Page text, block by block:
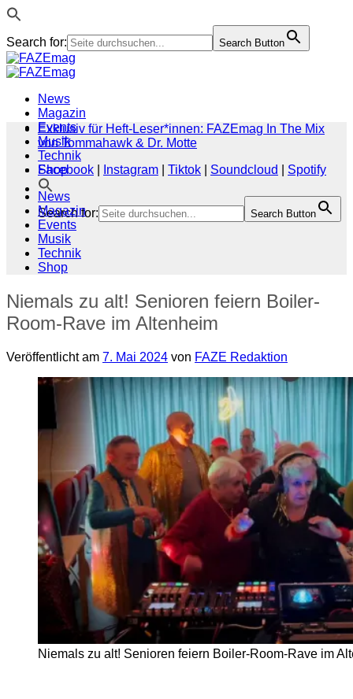
Search for: Search Button
Zum
Inhalt
News
Magazin
Events
Musik
Technik
Shop
Search for: Search Button
Exklusiv für Heft-Leser*innen: FAZEmag In The Mix
von Tommahawk & Dr. Motte
Facebook
Instagram Tiktok Soundcloud
Spotify
News
Magazin
Events
Musik
Technik
Shop
Niemals zu alt! Senioren feiern Boiler-
Room-Rave im Altenheim
Veröffentlicht am 7. Mai 2024 von FAZE Redaktion
Niemals zu alt! Senioren feiern Boiler-Room-Rave im